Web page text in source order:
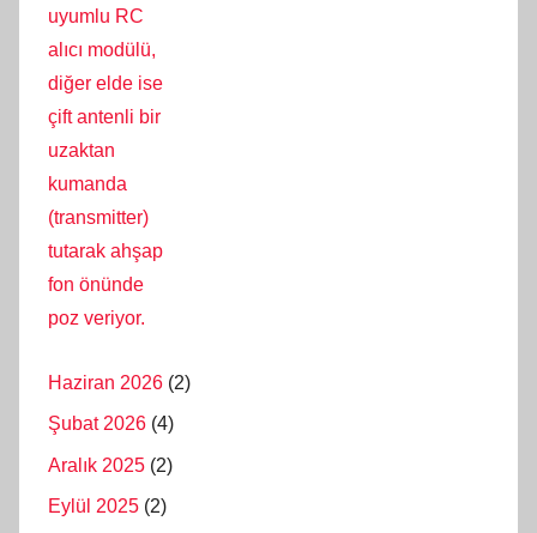
Haziran 2026 (2)
Şubat 2026 (4)
Aralık 2025 (2)
Eylül 2025 (2)